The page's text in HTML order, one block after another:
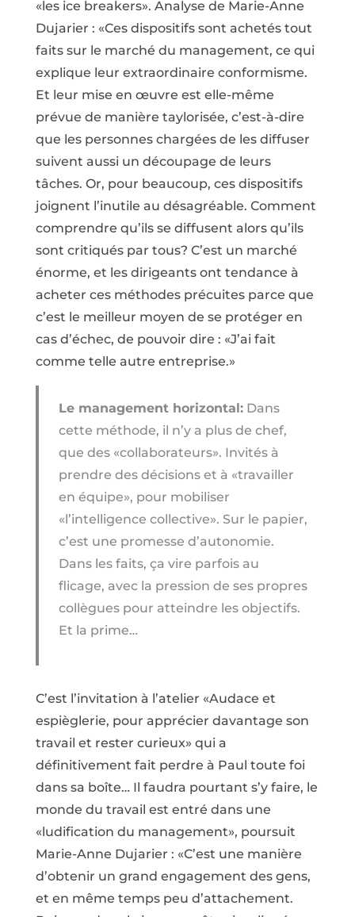
«les ice breakers». Analyse de Marie-Anne
Dujarier : «Ces dispositifs sont achetés tout
faits sur le marché du management, ce qui
explique leur extraordinaire conformisme.
Et leur mise en œuvre est elle-même
prévue de manière taylorisée, c’est-à-dire
que les personnes chargées de les diffuser
suivent aussi un découpage de leurs
tâches. Or, pour beaucoup, ces dispositifs
joignent l’inutile au désagréable. Comment
comprendre qu’ils se diffusent alors qu’ils
sont critiqués par tous? C’est un marché
énorme, et les dirigeants ont tendance à
acheter ces méthodes précuites parce que
c’est le meilleur moyen de se protéger en
cas d’échec, de pouvoir dire : «J’ai fait
comme telle autre entreprise.»
Le management horizontal:Dans
cette méthode, il n’y a plus de chef,
que des «collaborateurs». Invités à
prendre des décisions et à «travailler
en équipe», pour mobiliser
«l’intelligence collective». Sur le papier,
c’est une promesse d’autonomie.
Dans les faits, ça vire parfois au
flicage, avec la pression de ses propres
collègues pour atteindre les objectifs.
Et la prime…
C’est l’invitation à l’atelier «Audace et
espièglerie, pour apprécier davantage son
travail et rester curieux» qui a
définitivement fait perdre à Paul toute foi
dans sa boîte… Il faudra pourtant s’y faire, le
monde du travail est entré dans une
«ludification du management», poursuit
Marie-Anne Dujarier : «C’est une manière
d’obtenir un grand engagement des gens,
et en même temps peu d’attachement.